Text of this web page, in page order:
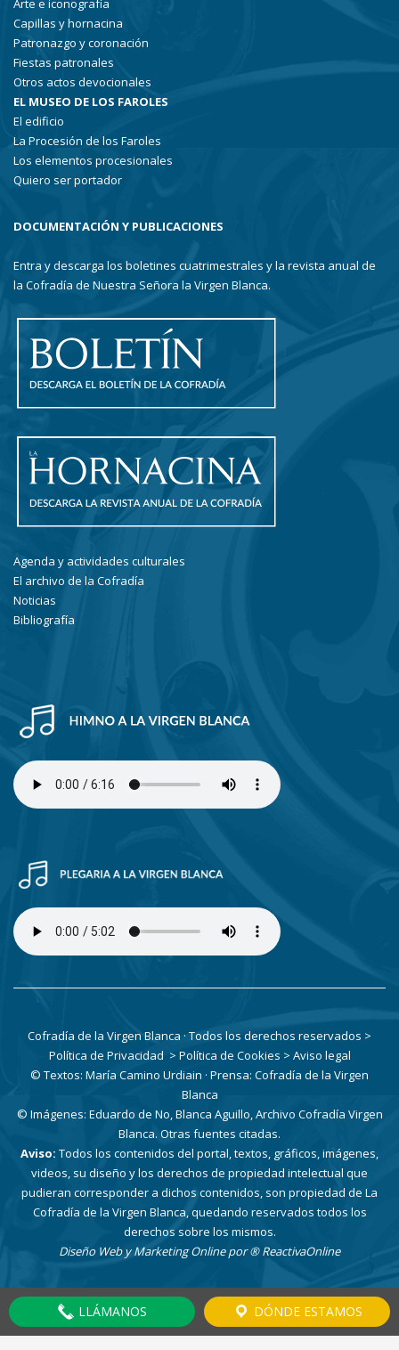
Arte e iconografía
Capillas y hornacina
Patronazgo y coronación
Fiestas patronales
Otros actos devocionales
EL MUSEO DE LOS FAROLES
El edificio
La Procesión de los Faroles
Los elementos procesionales
Quiero ser portador
DOCUMENTACIÓN Y PUBLICACIONES
Entra y descarga los boletines cuatrimestrales y la revista anual de
la Cofradía de Nuestra Señora la Virgen Blanca.
Agenda y actividades culturales
El archivo de la Cofradía
Noticias
Bibliografía
Cofradía de la Virgen Blanca · Todos los derechos reservados >
Política de Privacidad > Política de Cookies > Aviso legal
© Textos: María Camino Urdiain · Prensa: Cofradía de la Virgen
Blanca
© Imágenes: Eduardo de No, Blanca Aguillo, Archivo Cofradía Virgen
Blanca. Otras fuentes citadas.
Aviso: Todos los contenidos del portal, textos, gráficos, imágenes,
videos, su diseño y los derechos de propiedad intelectual que
pudieran corresponder a dichos contenidos, son propiedad de La
Cofradía de la Virgen Blanca, quedando reservados todos los
derechos sobre los mismos.
Diseño Web y Marketing Online por® ReactivaOnline
LLÁMANOS DÓNDE ESTAMOS